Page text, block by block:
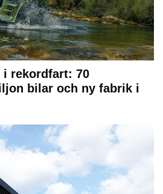
i rekordfart: 70
bilar och ny fabrik i